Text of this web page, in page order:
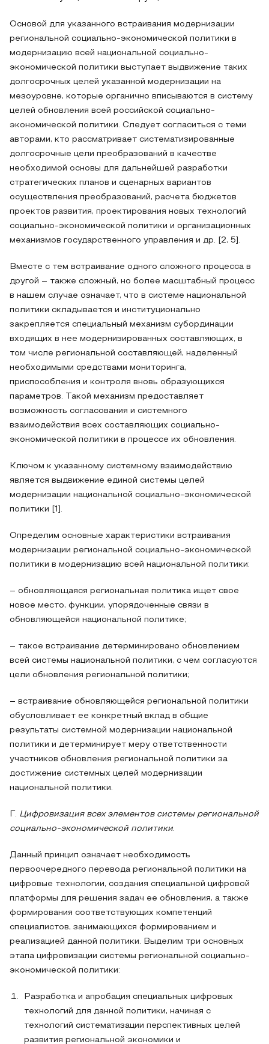
Основой для указанного встраивания модернизации
региональной социально-экономической политики в
модернизацию всей национальной социально-
экономической политики выступает выдвижение таких
долгосрочных целей указанной модернизации на
мезоуровне, которые органично вписываются в систему
целей обновления всей российской социально-
экономической политики. Следует согласиться с теми
авторами, кто рассматривает систематизированные
долгосрочные цели преобразований в качестве
необходимой основы для дальнейшей разработки
стратегических планов и сценарных вариантов
осуществления преобразований, расчета бюджетов
проектов развития, проектирования новых технологий
социально-экономической политики и организационных
механизмов государственного управления и др. [2, 5].
Вместе с тем встраивание одного сложного процесса в
другой – также сложный, но более масштабный процесс
в нашем случае означает, что в системе национальной
политики складывается и институционально
закрепляется специальный механизм субординации
входящих в нее модернизированных составляющих, в
том числе региональной составляющей, наделенный
необходимыми средствами мониторинга,
приспособления и контроля вновь образующихся
параметров. Такой механизм предоставляет
возможность согласования и системного
взаимодействия всех составляющих социально-
экономической политики в процессе их обновления.
Ключом к указанному системному взаимодействию
является выдвижение единой системы целей
модернизации национальной социально-экономической
политики [1].
Определим основные характеристики встраивания
модернизации региональной социально-экономической
политики в модернизацию всей национальной политики:
– обновляющаяся региональная политика ищет свое
новое место, функции, упорядоченные связи в
обновляющейся национальной политике;
– такое встраивание детерминировано обновлением
всей системы национальной политики, с чем согласуются
цели обновления региональной политики;
– встраивание обновляющейся региональной политики
обусловливает ее конкретный вклад в общие
результаты системной модернизации национальной
политики и детерминирует меру ответственности
участников обновления региональной политики за
достижение системных целей модернизации
национальной политики.
Г. Цифровизация всех элементов системы региональной
социально-экономической политики.
Данный принцип означает необходимость
первоочередного перевода региональной политики на
цифровые технологии, создания специальной цифровой
платформы для решения задач ее обновления, а также
формирования соответствующих компетенций
специалистов, занимающихся формированием и
реализацией данной политики. Выделим три основных
этапа цифровизации системы региональной социально-
экономической политики:
Разработка и апробация специальных цифровых
технологий для данной политики, начиная с
технологий систематизации перспективных целей
развития региональной экономики и